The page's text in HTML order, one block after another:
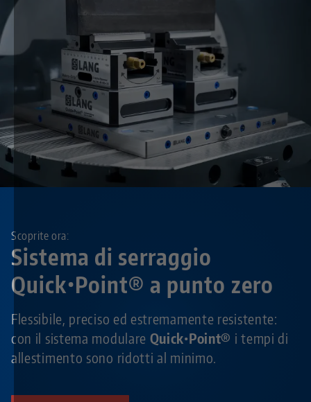
Sistema di serraggio
Quick•Point® a punto zero
Scoprite ora:
Flessibile, preciso ed estremamente resistente:
con il sistema modulare Quick•Point® i tempi di
allestimento sono ridotti al minimo.